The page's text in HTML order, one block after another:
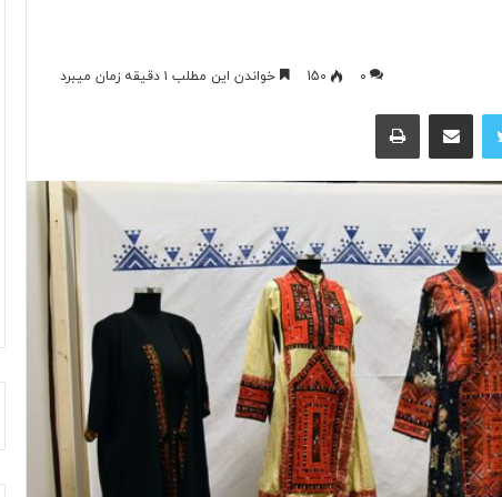
۰ 150 خواندن این مطلب ۱ دقیقه زمان میبرد
توییتر اشتراک گذاری از طریق ایمیل چاپ
جای آتش‌نشان‌ها
۱۰
از
«اودیسه»
هومر
۱۰ رمان برجسته حماسی معاصر با الهام
از «اودیسه» هومر